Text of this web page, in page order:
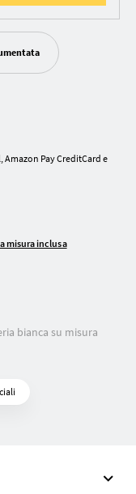
Amazon Pay CreditCard e
misura inclusa
bianca su misura